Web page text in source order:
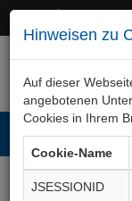
Hinweisen zu
Auf dieser
angebotenen
Cookies in Ihrem
Cookie-Name
JSESSIONID